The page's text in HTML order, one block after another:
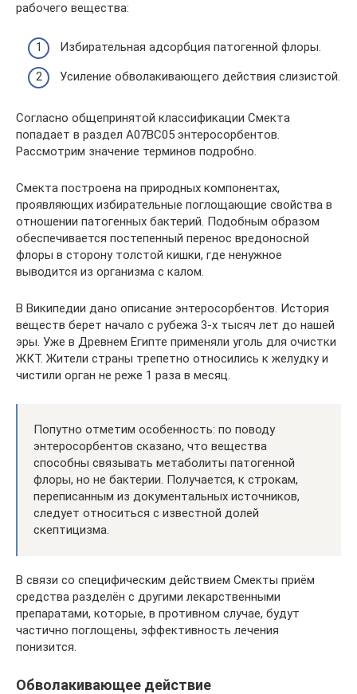
рабочего вещества:
Избирательная адсорбция патогенной флоры.
Усиление обволакивающего действия слизистой.
Согласно общепринятой классификации Смекта
попадает в раздел А07ВС05 энтеросорбентов.
Рассмотрим значение терминов подробно.
Смекта построена на природных компонентах,
проявляющих избирательные поглощающие свойства в
отношении патогенных бактерий. Подобным образом
обеспечивается постепенный перенос вредоносной
флоры в сторону толстой кишки, где ненужное
выводится из организма с калом.
В Википедии дано описание энтеросорбентов. История
веществ берет начало с рубежа 3-х тысяч лет до нашей
эры. Уже в Древнем Египте применяли уголь для очистки
ЖКТ. Жители страны трепетно относились к желудку и
чистили орган не реже 1 раза в месяц.
Попутно отметим особенность: по поводу
энтеросорбентов сказано, что вещества
способны связывать метаболиты патогенной
флоры, но не бактерии. Получается, к строкам,
переписанным из документальных источников,
следует относиться с известной долей
скептицизма.
В связи со специфическим действием Смекты приём
средства разделён с другими лекарственными
препаратами, которые, в противном случае, будут
частично поглощены, эффективность лечения
понизится.
Обволакивающее действие